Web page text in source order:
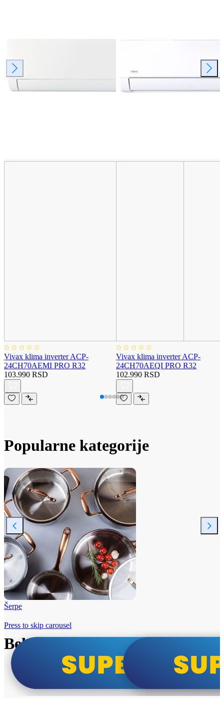
Vivax klima inverter ACP-
24CH70AEMI PRO R32
103.990 RSD
Vivax klima inverter ACP-
24CH70AEQI PRO R32
102.990 RSD
Popularne kategorije
Šerpe
Beko i Tesla super cene
Press to skip carousel